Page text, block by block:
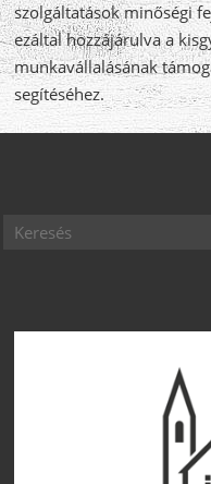
szolgáltatások minőségi
ezáltal hozzájárulva a
munkavállalásának
segítéséhez.